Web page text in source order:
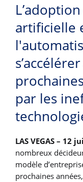
artificielle
par les
LAS VEGAS – 12
nombreux
modèle
prochaines